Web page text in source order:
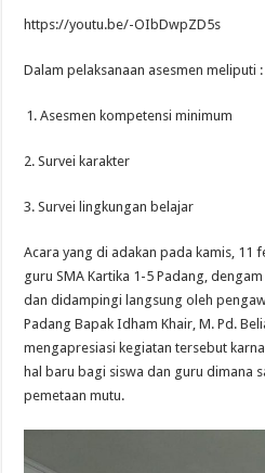
https://youtu.be/-OIbDwpZD5s
Dalam pelaksanaan asesmen meliputi :
Asesmen kompetensi minimum
2. Survei karakter
3. Survei lingkungan belajar
Acara yang di adakan pada kamis, 11
guru SMA Kartika 1-5 Padang,
dan didampingi langsung oleh
Padang Bapak Idham Khair, M. Pd.
mengapresiasi kegiatan tersebut
hal baru bagi siswa dan guru dimana
pemetaan mutu.